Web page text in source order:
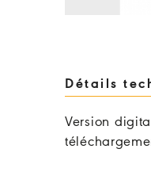
Détails
Version